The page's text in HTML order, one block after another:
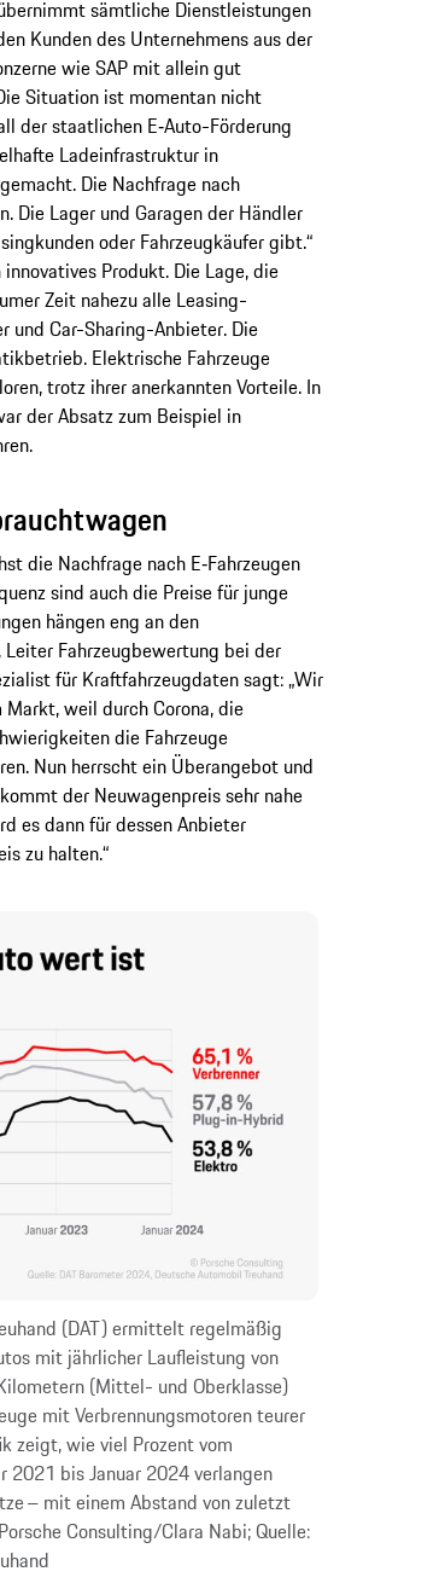
sämtliche Dienstleistungen
Kunden des Unternehmens aus der
wie SAP mit allein gut
Situation ist momentan nicht
der staatlichen E‑Auto-Förderung
Ladeinfrastruktur in
Die Nachfrage nach
Die Lager und Garagen der Händler
oder Fahrzeugkäufer gibt.“
Produkt. Die Lage, die
Zeit nahezu alle Leasing-
und Car-Sharing-Anbieter. Die
Elektrische Fahrzeuge
trotz ihrer anerkannten Vorteile. In
der Absatz zum Beispiel in
die Nachfrage nach E‑Fahrzeugen
sind auch die Preise für junge
hängen eng an den
Fahrzeugbewertung bei der
für Kraftfahrzeugdaten sagt: „Wir
weil durch Corona, die
die Fahrzeuge
Nun herrscht ein Überangebot und
der Neuwagenpreis sehr nahe
es dann für dessen Anbieter
zu halten.“
(DAT) ermittelt regelmäßig
mit jährlicher Laufleistung von
(Mittel- und Oberklasse)
mit Verbrennungsmotoren teurer
zeigt, wie viel Prozent vom
2021 bis Januar 2024 verlangen
– mit einem Abstand von zuletzt
Consulting/Clara Nabi; Quelle: